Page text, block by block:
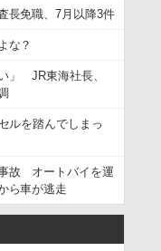
長免職、7月以降3件
な？
」 JR東海社長、
ルを踏んでしまっ
故 オートバイを運
ら車が逃走